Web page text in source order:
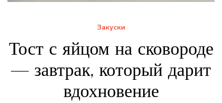
Закуски
Тост с яйцом на сковороде
— завтрак, который дарит
вдохновение